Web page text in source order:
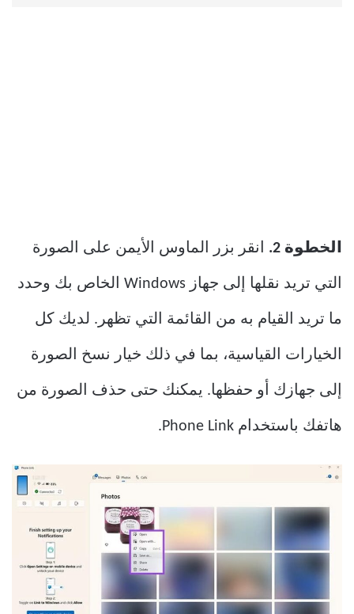
الخطوة 2. انقر بزر الماوس الأيمن على الصورة
التي تريد نقلها إلى جهاز Windows الخاص بك وحدد
ما تريد القيام به من القائمة التي تظهر. لديك كل
الخيارات القياسية، بما في ذلك خيار نسخ الصورة
إلى جهازك أو حفظها. يمكنك حتى حذف الصورة من
هاتفك باستخدام Phone Link.